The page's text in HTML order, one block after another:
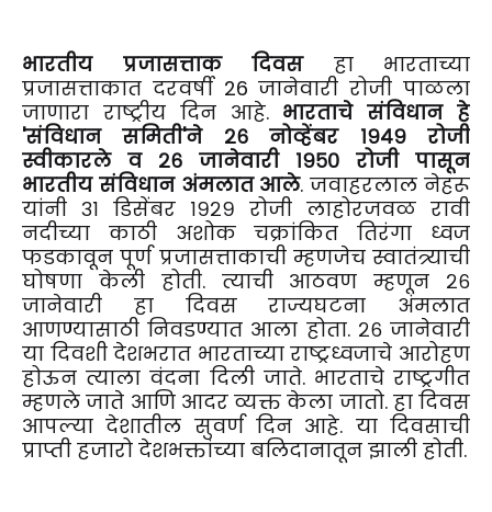
भारतीय प्रजासत्ताक दिवसहा भारताच्या
प्रजासत्ताकात दरवर्षी 26 जानेवारी रोजी पाळला
जाणारा राष्ट्रीय दिन आहे. भारताचे संविधान हे
'संविधान समिती'ने २६ नोव्हेंबर १९४९ रोजी
स्वीकारले व २६ जानेवारी १९५० रोजी पासून
भारतीय संविधान अंमलात आले. जवाहरलाल नेहरू
यांनी ३१ डिसेंबर १९२९ रोजी लाहोरजवळ रावी
नदीच्या काठी अशोक चक्रांकित तिरंगा ध्वज
फडकावून पूर्ण प्रजासत्ताकाची म्हणजेच स्वातंत्र्याची
घोषणा केली होती. त्याची आठवण म्हणून २६
जानेवारी हा दिवस राज्यघटना अंमलात
आणण्यासाठी निवडण्यात आला होता. २६ जानेवारी
या दिवशी देशभरात भारताच्या राष्ट्रध्वजाचे आरोहण
होऊन त्याला वंदना दिली जाते. भारताचे राष्ट्रगीत
म्हणले जाते आणि आदर व्यक्त केला जातो. हा दिवस
आपल्या देशातील सुवर्ण दिन आहे. या दिवसाची
प्राप्ती हजारो देशभक्तांच्या बलिदानातून झाली होती.